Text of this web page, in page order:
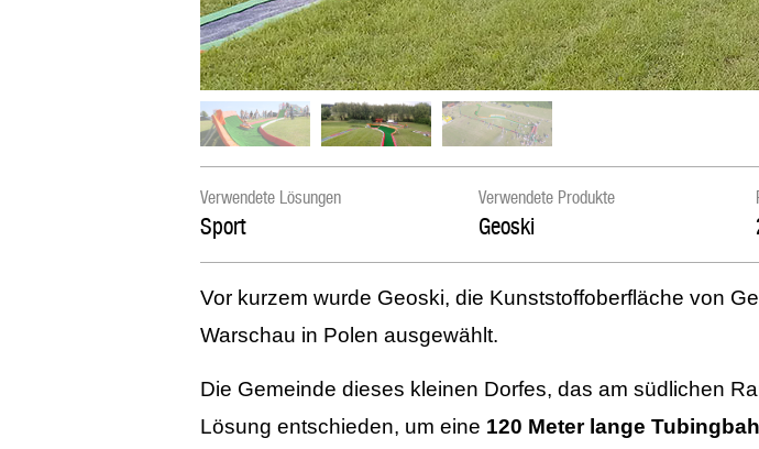
Verwendete Lösungen
Sport
Verwendete Produkte
Geoski
Vor kurzem wurde Geoski, die Kunststoffoberfläche von
Warschau in Polen ausgewählt.
Die Gemeinde dieses kleinen Dorfes, das am südlichen
Lösung entschieden, um eine 120 Meter lange